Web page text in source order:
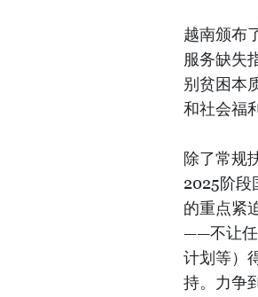
越南颁布
服务缺失
别贫困本
和社会福
除了常规
2025阶段
的重点紧
——不让任
计划等）
持。力争